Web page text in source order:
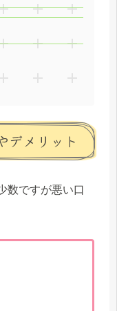
デメリット
数ですが悪い口